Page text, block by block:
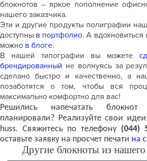
блокнотов – яркое пополнение
нашего заказчика.
Эти и другие продукты полиграфии
доступны в портфолио. А
можно в блоге.
В нашей типографии вы можете
брендированный не волнуясь за
сделано быстро и качественно, а
позаботятся о том, чтобы вся
максимально комфортно для вас!
Решились напечатать
планировали? Реализуйте свои
huss. Свяжитесь по телефону (044)
оставьте заявку на просчет печати на
Другие блокноты из